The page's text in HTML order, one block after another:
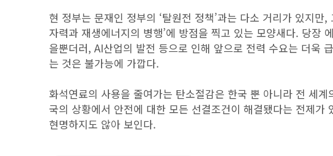
현 정부는 문재인 정부의 ‘탈원전 정책’과는 다소 거리가 있지
자력과 재생에너지의 병행’에 방점을 찍고 있는 모양새다. 당장
을뿐더러, AI산업의 발전 등으로 인해 앞으로 전력 수요는 더욱
는 것은 불가능에 가깝다.
화석연료의 사용을 줄여가는 탄소절감은 한국 뿐 아니라 전 세
국의 상황에서 안전에 대한 모든 선결조건이 해결됐다는 전제
현명하지도 않아 보인다.